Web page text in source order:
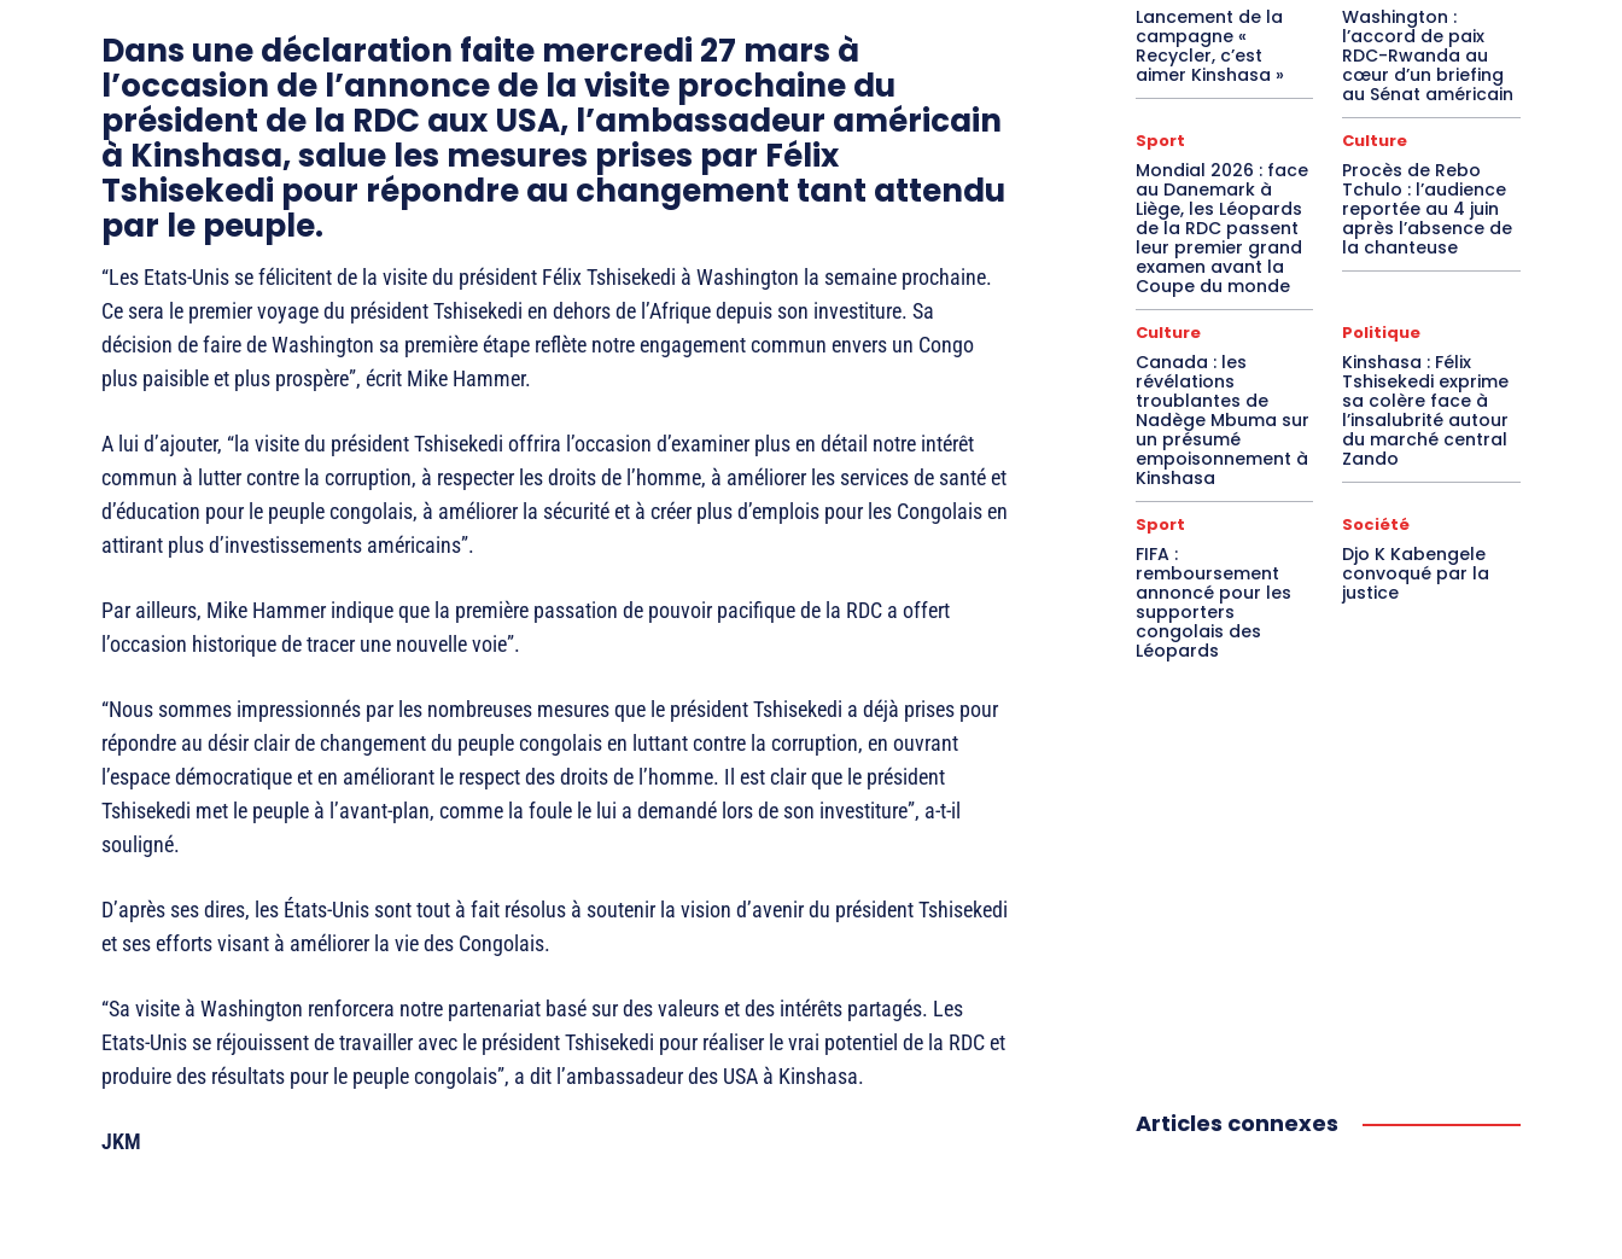
Dans une déclaration faite mercredi 27 mars à
l’occasion de l’annonce de la visite prochaine du
président de la RDC aux USA, l’ambassadeur américain
à Kinshasa, salue les mesures prises par Félix
Tshisekedi pour répondre au changement tant attendu
par le peuple.
“Les Etats-Unis se félicitent de la visite du président Félix Tshisekedi à Washington la semaine prochaine.
Ce sera le premier voyage du président Tshisekedi en dehors de l’Afrique depuis son investiture. Sa
décision de faire de Washington sa première étape reflète notre engagement commun envers un Congo
plus paisible et plus prospère”, écrit Mike Hammer.
A lui d’ajouter, “la visite du président Tshisekedi offrira l’occasion d’examiner plus en détail notre intérêt
commun à lutter contre la corruption, à respecter les droits de l’homme, à améliorer les services de santé et
d’éducation pour le peuple congolais, à améliorer la sécurité et à créer plus d’emplois pour les Congolais en
attirant plus d’investissements américains”.
Par ailleurs, Mike Hammer indique que la première passation de pouvoir pacifique de la RDC a offert
l’occasion historique de tracer une nouvelle voie”.
“Nous sommes impressionnés par les nombreuses mesures que le président Tshisekedi a déjà prises pour
répondre au désir clair de changement du peuple congolais en luttant contre la corruption, en ouvrant
l’espace démocratique et en améliorant le respect des droits de l’homme. Il est clair que le président
Tshisekedi met le peuple à l’avant-plan, comme la foule le lui a demandé lors de son investiture”, a-t-il
souligné.
D’après ses dires, les États-Unis sont tout à fait résolus à soutenir la vision d’avenir du président Tshisekedi
et ses efforts visant à améliorer la vie des Congolais.
“Sa visite à Washington renforcera notre partenariat basé sur des valeurs et des intérêts partagés. Les
Etats-Unis se réjouissent de travailler avec le président Tshisekedi pour réaliser le vrai potentiel de la RDC et
produire des résultats pour le peuple congolais”, a dit l’ambassadeur des USA à Kinshasa.
JKM
Lancement de la
campagne «
Recycler, c’est
aimer Kinshasa »
Washington :
l’accord de paix
RDC-Rwanda au
cœur d’un briefing
au Sénat américain
Sport
Mondial 2026 : face
au Danemark à
Liège, les Léopards
de la RDC passent
leur premier grand
examen avant la
Coupe du monde
Culture
Procès de Rebo
Tchulo : l’audience
reportée au 4 juin
après l’absence de
la chanteuse
Culture
Canada : les
révélations
troublantes de
Nadège Mbuma sur
un présumé
empoisonnement à
Kinshasa
Politique
Kinshasa : Félix
Tshisekedi exprime
sa colère face à
l’insalubrité autour
du marché central
Zando
Sport
FIFA :
remboursement
annoncé pour les
supporters
congolais des
Léopards
Société
Djo K Kabengele
convoqué par la
justice
Articles connexes